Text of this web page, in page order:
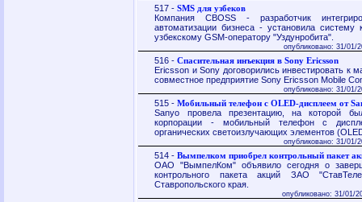
517 -SMS для узбеков
Компания CBOSS - разработчик
автоматизации бизнеса - установила систему
узбекскому GSM-оператору "Уздунробита".
опубликовано: 31/01/
516 -Спасительная инъекция в Sony Ericsson
Ericsson и Sony договорились инвестировать к
совместное предприятие Sony Ericsson Mobile
опубликовано: 31/01/
515 -Мобильный телефон с OLED-дисплеем от
Sanyo провела презентацию, на которой
корпорации - мобильный телефон с
органических светоизлучающих элементов
опубликовано: 31/01/
514 -Вымпелком приобрел контрольный пакет
ОАО "ВымпелКом" объявило сегодня о
контрольного пакета акций ЗАО
Ставропольского края.
опубликовано: 31/01/